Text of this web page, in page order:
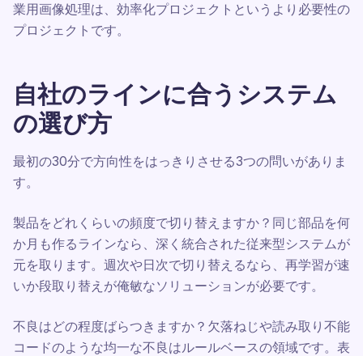
業用画像処理は、効率化プロジェクトというより必要性の
プロジェクトです。
自社のラインに合うシステム
の選び方
最初の30分で方向性をはっきりさせる3つの問いがありま
す。
製品をどれくらいの頻度で切り替えますか？同じ部品を何
か月も作るラインなら、深く統合された従来型システムが
元を取ります。週次や日次で切り替えるなら、再学習が速
いか段取り替えが俺敏なソリューションが必要です。
不良はどの程度ばらつきますか？欠落ねじや読み取り不能
コードのような均一な不良はルールベースの領域です。表